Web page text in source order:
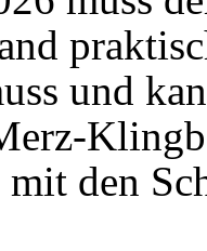
und
den